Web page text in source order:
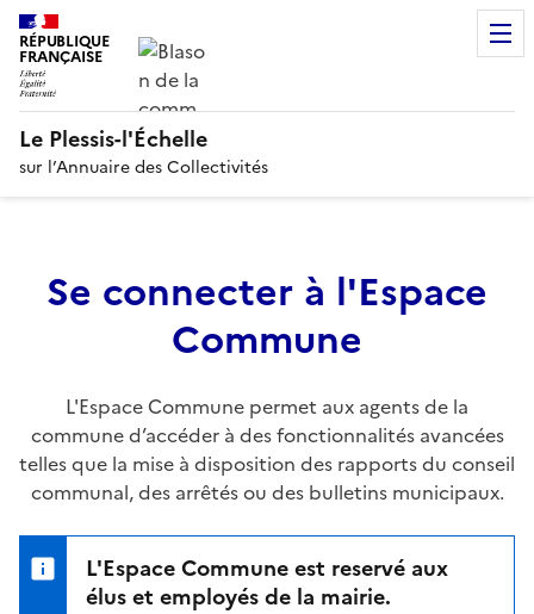
RÉPUBLIQUE
FRANÇAISE
Le Plessis-l'Échelle
sur l’Annuaire des Collectivités
Se connecter à l'Espace
Commune
L'Espace Commune permet aux agents de la
commune d’accéder à des fonctionnalités avancées
telles que la mise à disposition des rapports du conseil
communal, des arrêtés ou des bulletins municipaux.
L'Espace Commune est reservé aux
élus et employés de la mairie.